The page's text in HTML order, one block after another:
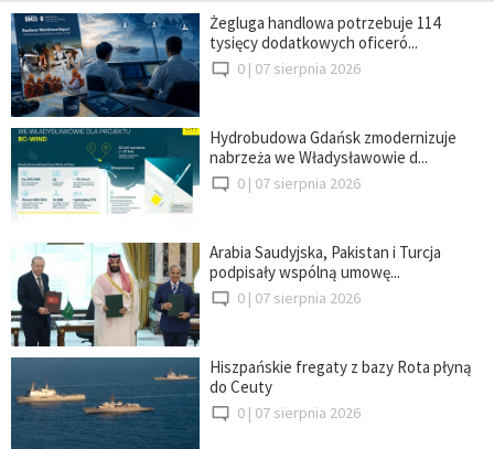
Żegluga handlowa potrzebuje 114
tysięcy dodatkowych oficeró...
0 | 07 sierpnia 2026
Hydrobudowa Gdańsk zmodernizuje
nabrzeża we Władysławowie d...
0 | 07 sierpnia 2026
Arabia Saudyjska, Pakistan i Turcja
podpisały wspólną umowę...
0 | 07 sierpnia 2026
Hiszpańskie fregaty z bazy Rota płyną
do Ceuty
0 | 07 sierpnia 2026